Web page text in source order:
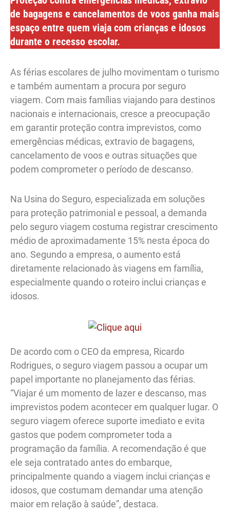
de bagagens e cancelamentos de voos ganha mais
espaço entre quem viaja com crianças e idosos
durante o recesso escolar.
As férias escolares de julho movimentam o turismo
e também aumentam a procura por seguro
viagem. Com mais famílias viajando para destinos
nacionais e internacionais, cresce a preocupação
em garantir proteção contra imprevistos, como
emergências médicas, extravio de bagagens,
cancelamento de voos e outras situações que
podem comprometer o período de descanso.
Na Usina do Seguro, especializada em soluções
para proteção patrimonial e pessoal, a demanda
pelo seguro viagem costuma registrar crescimento
médio de aproximadamente 15% nesta época do
ano. Segundo a empresa, o aumento está
diretamente relacionado às viagens em família,
especialmente quando o roteiro inclui crianças e
idosos.
De acordo com o CEO da empresa, Ricardo
Rodrigues, o seguro viagem passou a ocupar um
papel importante no planejamento das férias.
“Viajar é um momento de lazer e descanso, mas
imprevistos podem acontecer em qualquer lugar. O
seguro viagem oferece suporte imediato e evita
gastos que podem comprometer toda a
programação da família. A recomendação é que
ele seja contratado antes do embarque,
principalmente quando a viagem inclui crianças e
idosos, que costumam demandar uma atenção
maior em relação à saúde”, destaca.